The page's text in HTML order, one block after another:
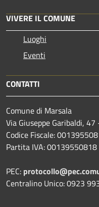
VIVERE IL COMUNE
Luoghi
Eventi
CONTATTI
Comune di Marsala
Via Giuseppe Garibaldi,
Codice Fiscale:
Partita IVA: 00139550818
PEC:
Centralino Unico: 0923